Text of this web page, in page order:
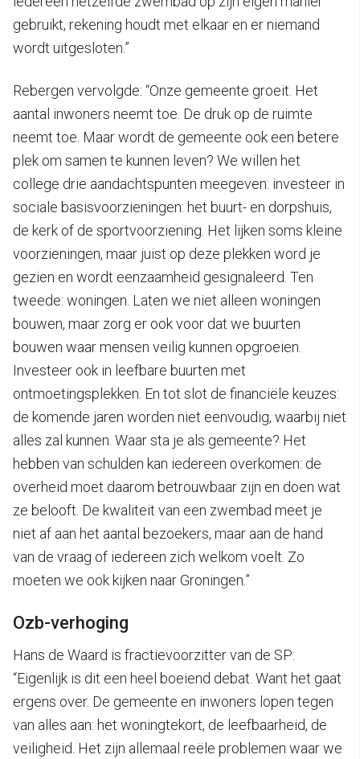
gebruikt, rekening houdt met elkaar en er niemand
wordt uitgesloten.”
Rebergen vervolgde: “Onze gemeente groeit. Het
aantal inwoners neemt toe. De druk op de ruimte
neemt toe. Maar wordt de gemeente ook een betere
plek om samen te kunnen leven? We willen het
college drie aandachtspunten meegeven: investeer in
sociale basisvoorzieningen: het buurt- en dorpshuis,
de kerk of de sportvoorziening. Het lijken soms kleine
voorzieningen, maar juist op deze plekken word je
gezien en wordt eenzaamheid gesignaleerd. Ten
tweede: woningen. Laten we niet alleen woningen
bouwen, maar zorg er ook voor dat we buurten
bouwen waar mensen veilig kunnen opgroeien.
Investeer ook in leefbare buurten met
ontmoetingsplekken. En tot slot de financiële keuzes:
de komende jaren worden niet eenvoudig, waarbij niet
alles zal kunnen. Waar sta je als gemeente? Het
hebben van schulden kan iedereen overkomen: de
overheid moet daarom betrouwbaar zijn en doen wat
ze belooft. De kwaliteit van een zwembad meet je
niet af aan het aantal bezoekers, maar aan de hand
van de vraag of iedereen zich welkom voelt. Zo
moeten we ook kijken naar Groningen.”
Ozb-verhoging
Hans de Waard is fractievoorzitter van de SP:
“Eigenlijk is dit een heel boeiend debat. Want het gaat
ergens over. De gemeente en inwoners lopen tegen
van alles aan: het woningtekort, de leefbaarheid, de
veiligheid. Het zijn allemaal reële problemen waar we